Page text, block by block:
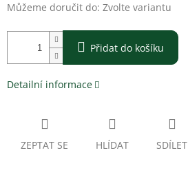
Můžeme doručit do: Zvolte variantu
Přidat do košíku
Detailní informace
ZEPTAT SE HLÍDAT SDÍLET